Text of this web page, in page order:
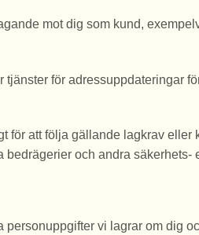
mot dig som kund,
för adressuppdateringar
att följa gällande lagkrav eller
och andra säkerhets-
vi lagrar om dig